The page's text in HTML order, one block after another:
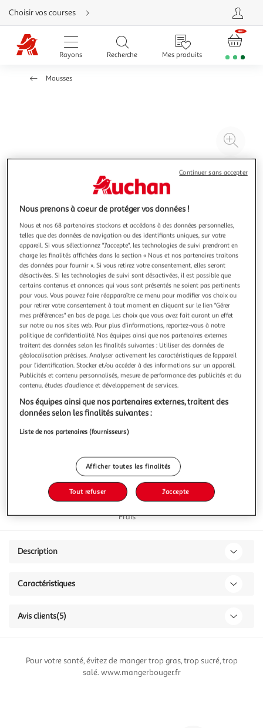
Aller
directement
au
contenu
Aller
directement
Aller
Choisir vos courses
Rayons Recherche Mes produits
Mousses
à
Illustration
précédente
Illustration
suivante
3.6 (5)
AUCHAN COLLECTION
Mousse au chocolat au lait
Mousse au chocolat composée d’ingrédients traditionnels
et typique d’une mousse au chocolat aux œufs maison !
Son goût rond provient d'une association équilibrée de
chocolat au lait et de crème ,Le tout mis en valeur par une
pointe de sel.
En savoir +
2x90g
Frais
Description
Caractéristiques
Avis clients(5)
Pour votre santé, évitez de manger trop gras, trop sucré, trop
salé. www.mangerbouger.fr
Nous prenons à coeur de protéger vos données !
Nous et nos 68 partenaires stockons et accédons à des données personnelles,
telles que des données de navigation ou des identifiants uniques, sur votre
appareil. Si vous sélectionnez "J'accepte", les technologies de suivi prendront en
charge les finalités affichées dans la section « Nous et nos partenaires traitons
des données pour fournir ». Si vous retirez votre consentement, elles seront
désactivées. Si les technologies de suivi sont désactivées, il est possible que
certains contenus et annonces qui vous sont présentés ne soient pas pertinents
pour vous. Vous pouvez faire réapparaître ce menu pour modifier vos choix ou
pour retirer votre consentement à tout moment en cliquant sur le lien "Gérer
mes préférences" en bas de page. Les choix que vous avez fait auront un effet
sur notre ou nos sites web. Pour plus d’informations, reportez-vous à notre
politique de confidentialité. Nos équipes ainsi que nos partenaires externes
traitent des données selon les finalités suivantes : Utiliser des données de
géolocalisation précises. Analyser activement les caractéristiques de l’appareil
pour l’identification. Stocker et/ou accéder à des informations sur un appareil.
Publicités et contenu personnalisés, mesure de performance des publicités et du
contenu, études d’audience et développement de services.
Nos équipes ainsi que nos partenaires externes, traitent des
données selon les finalités suivantes :
Liste de nos partenaires (fournisseurs)
Afficher toutes les finalités
Tout refuser J'accepte
Continuer sans accepter